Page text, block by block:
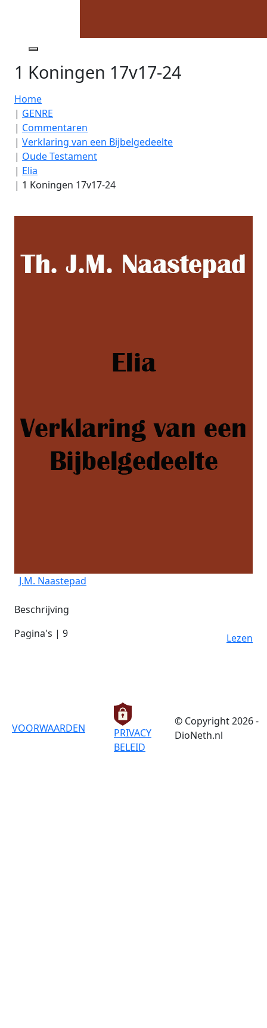
1 Koningen 17v17-24
Home
| GENRE
| Commentaren
| Verklaring van een Bijbelgedeelte
| Oude Testament
| Elia
| 1 Koningen 17v17-24
J.M. Naastepad
Beschrijving
Pagina's | 9
Lezen
VOORWAARDEN
PRIVACY
BELEID
© Copyright 2026 -
DioNeth.nl